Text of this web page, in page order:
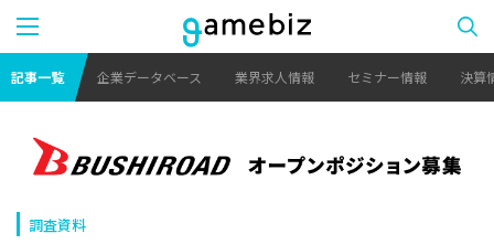
記事一覧 企業データベース 業界求人情報 セミナー情報 決算
調査資料